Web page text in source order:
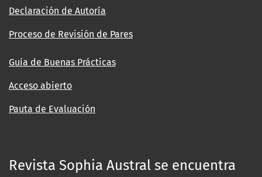
Declaración de Autoría
Proceso de Revisión de Pares
Guía de Buenas Prácticas
Acceso abierto
Pauta de Evaluación
Revista Sophia Austral se encuentra